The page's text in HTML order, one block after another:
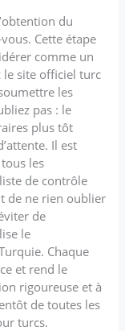
du
Cette étape
comme un
le site officiel turc
les
pas : le
plus tôt
Il est
les
de contrôle
de ne rien oublier
de
le
Chaque
et rend le
rigoureuse et à
de toutes les
turcs.